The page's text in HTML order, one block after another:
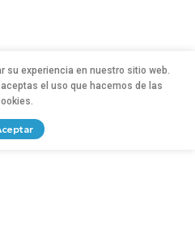
su experiencia en nuestro sitio web.
el uso que hacemos de las